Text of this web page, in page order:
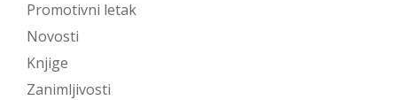
Promotivni letak
Novosti
Knjige
Zanimljivosti